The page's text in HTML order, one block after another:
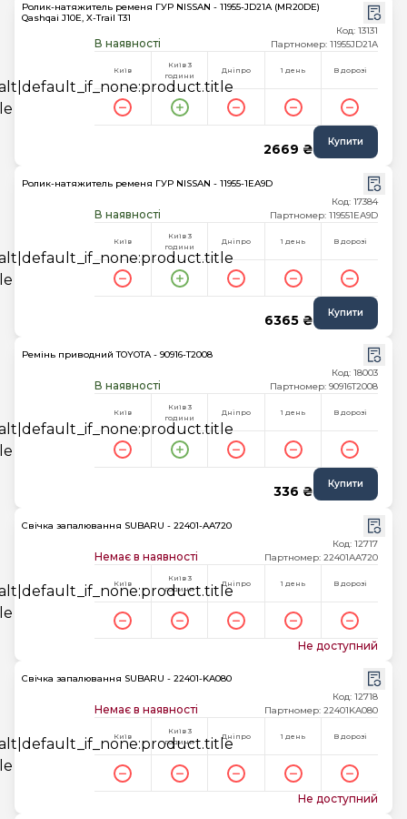
Ролик-натяжитель ременя ГУР NISSAN - 11955-JD21A (MR20DE)
Qashqai J10E, X-Trail T31
В наявності
Код: 13131
Партномер: 11955JD21A
Київ
Київ 3
години
Дніпро 1 день В дорозі
2669 ₴ Купити
Ролик-натяжитель ременя ГУР NISSAN - 11955-1EA9D
В наявності
Код: 17384
Партномер: 119551EA9D
Київ
Київ 3
години
Дніпро 1 день В дорозі
6365 ₴ Купити
Ремінь приводний TOYOTA - 90916-T2008
В наявності
Код: 18003
Партномер: 90916T2008
Київ
Київ 3
години
Дніпро 1 день В дорозі
336 ₴ Купити
Свічка запалювання SUBARU - 22401-AA720
Немає в наявності
Код: 12717
Партномер: 22401AA720
Київ
Київ 3
години
Дніпро 1 день В дорозі
Не доступний
Свічка запалювання SUBARU - 22401-KA080
Немає в наявності
Код: 12718
Партномер: 22401KA080
Київ
Київ 3
години
Дніпро 1 день В дорозі
Не доступний